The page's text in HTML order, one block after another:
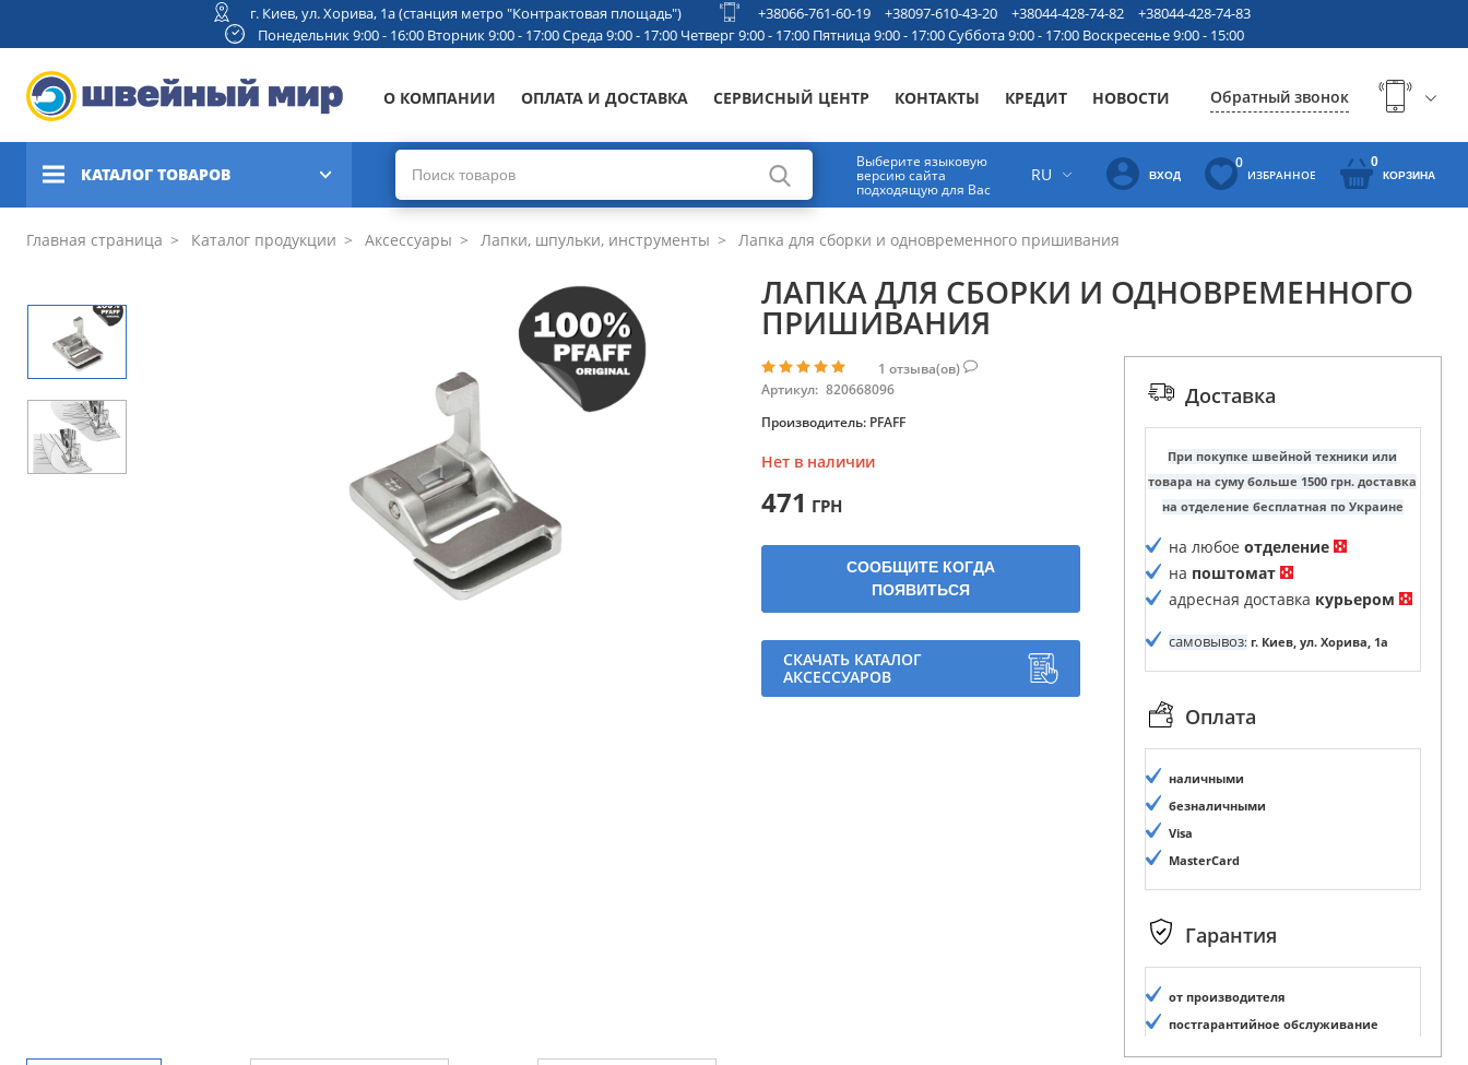
г. Киев, ул. Хорива, 1а (станция метро "Контрактовая площадь") +38066-761-60-19 +38097-610-43-20 +38044-428-74-82
+38044-428-74-83
Понедельник 9:00 - 16:00 Вторник 9:00 - 17:00 Среда 9:00 - 17:00 Четверг 9:00 - 17:00 Пятница 9:00 - 17:00 Суббота 9:00 - 17:00 Воскресенье 9:00 - 15:00
О КОМПАНИИ ОПЛАТА И ДОСТАВКА СЕРВИСНЫЙ ЦЕНТР КОНТАКТЫ КРЕДИТ НОВОСТИ Обратный звонок
КАТАЛОГ ТОВАРОВ
Швейные машины
вышивальные машины
Коверлоки, оверлоки,
плоскошовные машины
Вязальные машины
Выберите языковую
версию сайта
подходящую для Вас
RU ВХОД
0
ИЗБРАННОЕ
0
КОРЗИНА
Главная страница Каталог продукции Аксессуары Лапки, шпульки, инструменты Лапка для сборки и одновременного пришивания
ЛАПКА ДЛЯ СБОРКИ И ОДНОВРЕМЕННОГО
ПРИШИВАНИЯ
1 отзыва(ов)
Артикул: 820668096
Производитель: PFAFF
Нет в наличии
471 ГРН
СООБЩИТЕ КОГДА
ПОЯВИТЬСЯ
СКАЧАТЬ КАТАЛОГ
АКСЕССУАРОВ
Доставка
При покупке швейной техники или
товара на суму больше 1500 грн. доставка
на отделение бесплатная по Украине
на любое отделение
на поштомат
адресная доставка курьером
самовывоз: г. Киев, ул. Хорива, 1а
Оплата
наличными
безналичными
Visa
MasterCard
Гарантия
от производителя
постгарантийное обслуживание